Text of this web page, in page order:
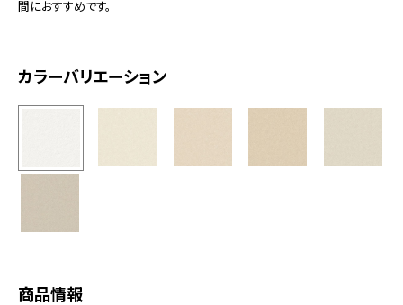
間におすすめです。
カラーバリエーション
商品情報